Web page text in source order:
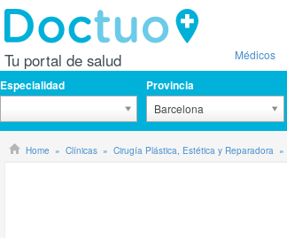
Tu portal de salud Médicos
Especialidad Provincia
Barcelona
Home Clínicas Cirugía Plástica, Estética y Reparadora